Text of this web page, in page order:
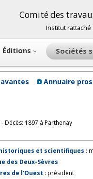
Comité des
Institut rattaché
Éditions Sociétés
Annuaire
Décès: 1897 à Parthenay
et scientifiques :
des Deux-Sèvres
de l'Ouest : président